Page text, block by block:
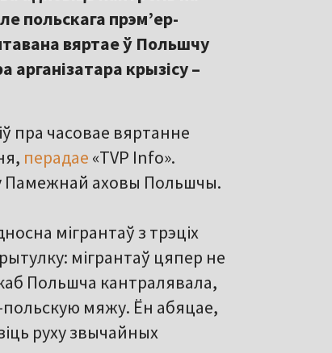
польскага прэм’ер-
вяртае ў Польшчу
арганізатара крызісу –
пра часовае вяртанне
перадае «TVP Info».
Памежнай аховы Польшчы.
мігрантаў з трэціх
мігрантаў цяпер не
Польшча кантралявала,
польскую мяжу. Ён абяцае,
руху звычайных